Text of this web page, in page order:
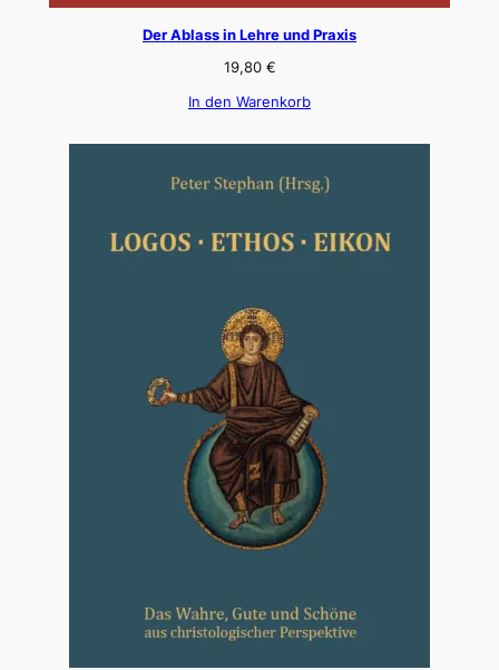
Der Ablass in Lehre und Praxis
19,80 €
In den Warenkorb